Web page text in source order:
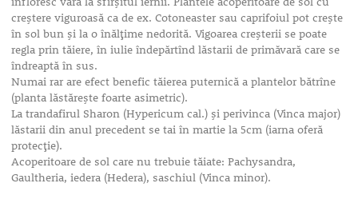
creştere viguroasă ca de ex. Cotoneaster sau caprifoiul pot creşte
în sol bun şi la o înălţime nedorită. Vigoarea creşterii se poate
regla prin tăiere, în iulie îndepărtînd lăstarii de primăvară care se
îndreaptă în sus.
Numai rar are efect benefic tăierea puternică a plantelor bătrîne
(planta lăstăreşte foarte asimetric).
La trandafirul Sharon (Hypericum cal.) şi perivinca (Vinca major)
lăstarii din anul precedent se tai în martie la 5cm (iarna oferă
protecţie).
Acoperitoare de sol care nu trebuie tăiate: Pachysandra,
Gaultheria, iedera (Hedera), saschiul (Vinca minor).